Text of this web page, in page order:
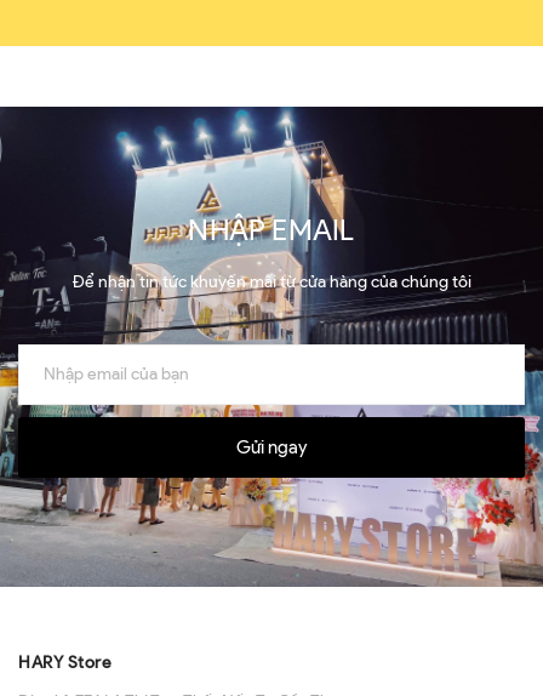
NHẬP EMAIL
Để nhận tin tức khuyến mãi từ cửa hàng của chúng tôi
Gửi ngay
HARY Store